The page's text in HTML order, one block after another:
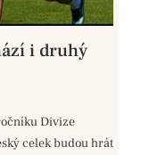
i druhý
Divize
celek budou hrát